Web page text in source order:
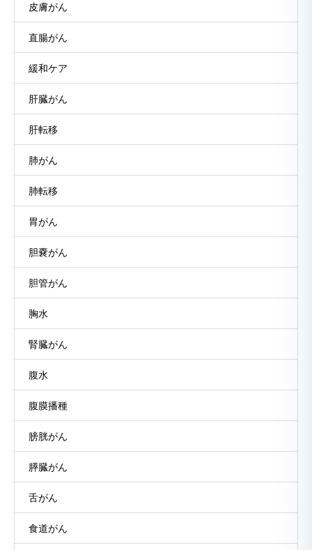
皮膚がん
直腸がん
緩和ケア
肝臓がん
肝転移
肺がん
肺転移
胃がん
胆嚢がん
胆管がん
胸水
腎臓がん
腹水
腹膜播種
膀胱がん
膵臓がん
舌がん
食道がん